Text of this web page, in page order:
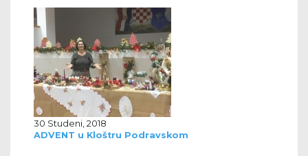
30 Studeni, 2018
ADVENT u Kloštru Podravskom